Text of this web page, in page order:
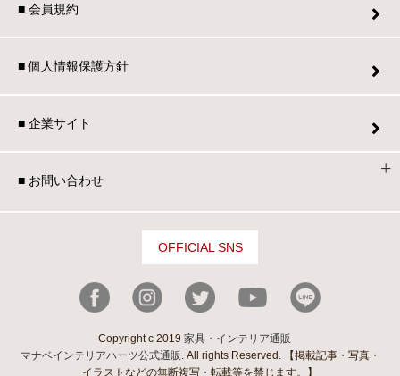
■ 会員規約
■ 個人情報保護方針
■ 企業サイト
■ お問い合わせ
OFFICIAL SNS
Copyright c 2019 家具・インテリア通販
マナベインテリアハーツ公式通販 . All rights Reserved. 【掲載記事・写真・
イラストなどの無断複写・転載等を禁じます。】